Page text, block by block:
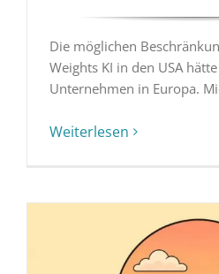
Die möglichen
Weights KI in den USA
Unternehmen in Europa.
Weiterlesen